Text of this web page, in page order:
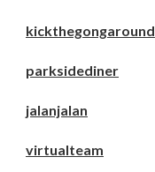
kickthegongaround
parksidediner
jalanjalan
virtualteam